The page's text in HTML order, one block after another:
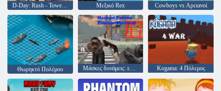
D-Day: Rush - Tower Defense Μεξικό Rex Cowboys vs Αρειανοί
Θωρηκτό Πολέμου Μάσκες δυνάμεις: επιβίωση ζόμπι Kogama: 4 Πόλεμος